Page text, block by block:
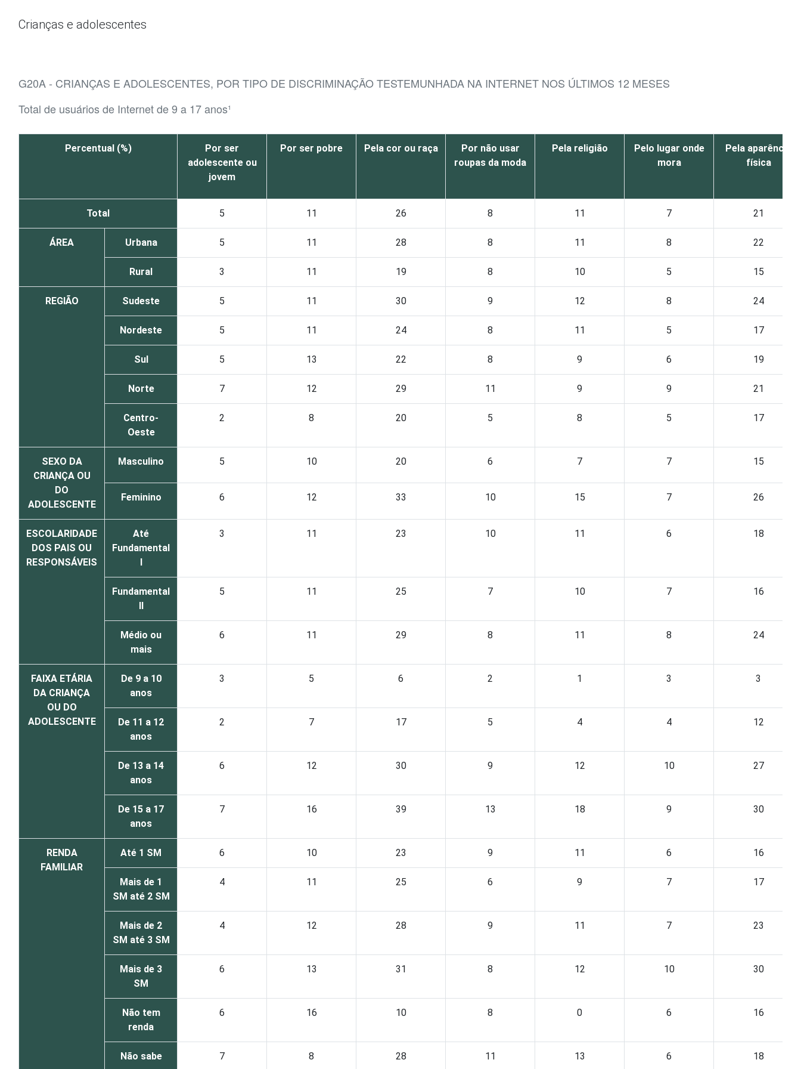
Crianças e adolescentes
G20A - CRIANÇAS E ADOLESCENTES, POR TIPO DE DISCRIMINAÇÃO TESTEMUNHADA NA INTERNET NOS ÚLTIMOS 12 MESES
Total de usuários de Internet de 9 a 17 anos¹
Percentual (%)
Por ser
adolescente ou
jovem
Por ser pobre Pela cor ou raça
Por não usar
roupas da moda
Pela religião
Pelo lugar onde
mora
Pela aparência
física
Total 5 11 26 8 11 7 21
ÁREA Urbana 5 11 28 8 11 8 22
Rural 3 11 19 8 10 5 15
REGIÃO Sudeste 5 11 30 9 12 8 24
Nordeste 5 11 24 8 11 5 17
Sul 5 13 22 8 9 6 19
Norte 7 12 29 11 9 9 21
Centro-
Oeste
2 8 20 5 8 5 17
SEXO DA
CRIANÇA OU
DO
ADOLESCENTE
Masculino 5 10 20 6 7 7 15
Feminino 6 12 33 10 15 7 26
ESCOLARIDADE
DOS PAIS OU
RESPONSÁVEIS
Até
Fundamental
I
3 11 23 10 11 6 18
Fundamental
II
5 11 25 7 10 7 16
Médio ou
mais
6 11 29 8 11 8 24
FAIXA ETÁRIA
DA CRIANÇA
OU DO
ADOLESCENTE
De 9 a 10
anos
3 5 6 2 1 3 3
De 11 a 12
anos
2 7 17 5 4 4 12
De 13 a 14
anos
6 12 30 9 12 10 27
De 15 a 17
anos
7 16 39 13 18 9 30
RENDA
FAMILIAR
Até 1 SM 6 10 23 9 11 6 16
Mais de 1
SM até 2 SM
4 11 25 6 9 7 17
Mais de 2
SM até 3 SM
4 12 28 9 11 7 23
Mais de 3
SM
6 13 31 8 12 10 30
Não tem
renda
6 16 10 8 0 6 16
Não sabe 7 8 28 11 13 6 18